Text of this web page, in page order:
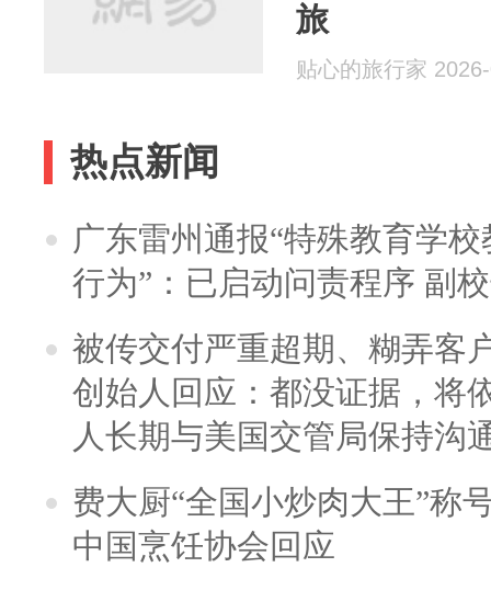
旅
贴心的旅行家
热点新闻
广东雷州通报“特殊教育学
行为”：已启动问责程序 副
被传交付严重超期、糊弄客
创始人回应：都没证据，将
人长期与美国交管局保持沟
费大厨“全国小炒肉大王”称
中国烹饪协会回应